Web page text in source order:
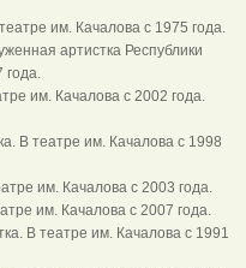
им. Качалова с 1975 года.
артистка Республики
года.
им. Качалова с 2002 года.
В театре им. Качалова с 1998
им. Качалова с 2003 года.
им. Качалова с 2007 года.
В театре им. Качалова с 1991